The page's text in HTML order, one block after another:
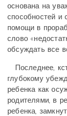
основана на
способностей и
помощи в
слово
обсуждать все
Последнее,
глубокому
ребенка как
родителями, в
ребенка,